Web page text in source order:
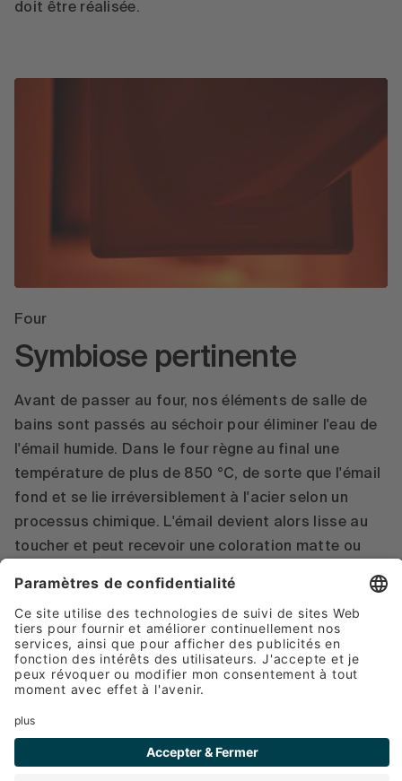
doit être réalisée.
Four
Symbiose pertinente
Avant de passer au four, nos éléments de salle de
bains sont passés au séchoir pour éliminer l'eau de
l'émail humide. Dans le four règne au final une
température de plus de 850 °C, de sorte que l'émail
fond et se lie irréversiblement à l'acier selon un
processus chimique. L'émail devient alors lisse au
toucher et peut recevoir une coloration matte ou